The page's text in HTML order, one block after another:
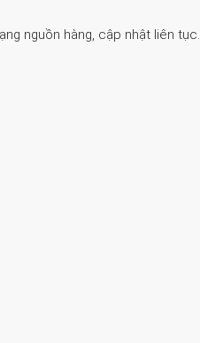
nguồn hàng, cập nhật liên tục.